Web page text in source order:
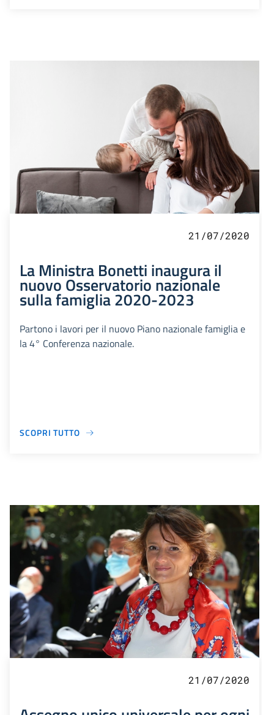
21/07/2020
La Ministra Bonetti inaugura il
nuovo Osservatorio nazionale
sulla famiglia 2020-2023
Partono i lavori per il nuovo Piano nazionale famiglia e
la 4° Conferenza nazionale.
SCOPRI TUTTO
21/07/2020